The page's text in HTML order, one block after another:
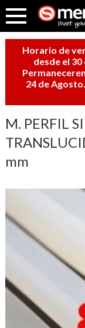
Horario de
desde el
24 de
M. PERFIL
mm